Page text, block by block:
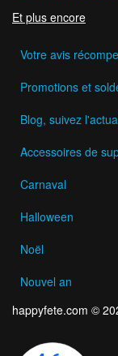
Et plus encore
Votre avis
Promotions et
Blog, suivez
Accessoires de
Carnaval
Halloween
Noël
Nouvel an
happyfete.com ©